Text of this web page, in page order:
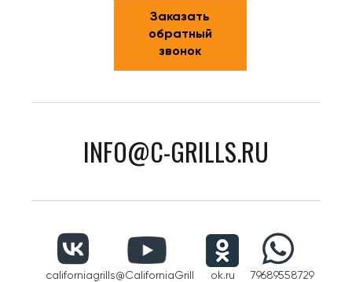
Заказать
обратный
звонок
INFO@C-GRILLS.RU
californiagrills@CaliforniaGrill ok.ru 79689558729